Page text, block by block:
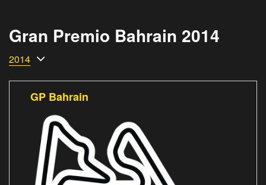
Gran Premio Bahrain 2014
2014
GP Bahrain